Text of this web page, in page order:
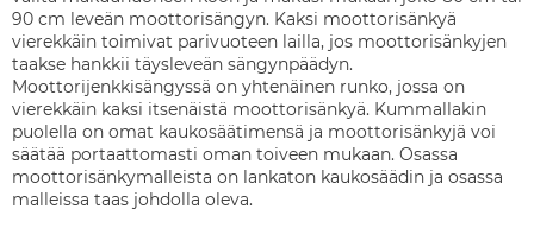
90 cm leveän moottorisängyn. Kaksi moottorisänkyä
vierekkäin toimivat parivuoteen lailla, jos moottorisänkyjen
taakse hankkii täysleveän sängynpäädyn.
Moottorijenkkisängyssä on yhtenäinen runko, jossa on
vierekkäin kaksi itsenäistä moottorisänkyä. Kummallakin
puolella on omat kaukosäätimensä ja moottorisänkyjä voi
säätää portaattomasti oman toiveen mukaan. Osassa
moottorisänkymalleista on lankaton kaukosäädin ja osassa
malleissa taas johdolla oleva.